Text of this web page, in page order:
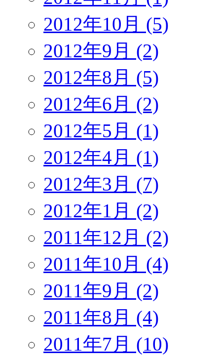
2012年10月 (5)
2012年9月 (2)
2012年8月 (5)
2012年6月 (2)
2012年5月 (1)
2012年4月 (1)
2012年3月 (7)
2012年1月 (2)
2011年12月 (2)
2011年10月 (4)
2011年9月 (2)
2011年8月 (4)
2011年7月 (10)